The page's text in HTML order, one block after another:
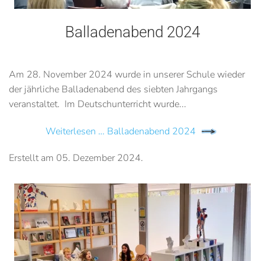
Balladenabend 2024
Am 28. November 2024 wurde in unserer Schule wieder
der jährliche Balladenabend des siebten Jahrgangs
veranstaltet. Im Deutschunterricht wurde...
Weiterlesen … Balladenabend 2024
Erstellt am 05. Dezember 2024.